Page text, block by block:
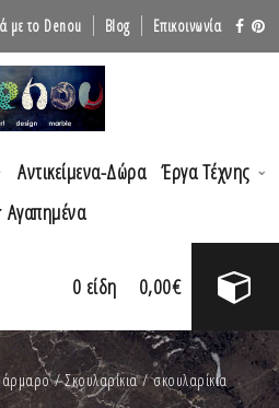
με το Denou Blog Επικοινωνία
Αντικείμενα-Δώρα Έργα Τέχνης
Αγαπημένα
0 είδη 0,00€
/Σκουλαρίκια/ σκουλαρίκια